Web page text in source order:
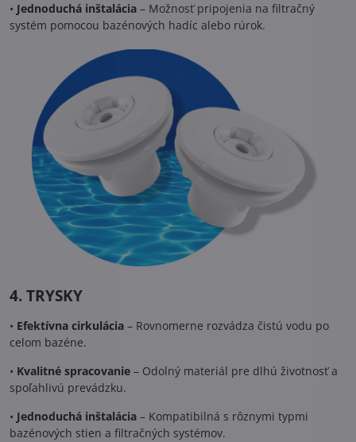
• Jednoduchá inštalácia – Možnosť pripojenia na filtračný
systém pomocou bazénových hadíc alebo rúrok.
4. TRYSKY
• Efektívna cirkulácia – Rovnomerne rozvádza čistú vodu po
celom bazéne.
• Kvalitné spracovanie – Odolný materiál pre dlhú životnosť a
spoľahlivú prevádzku.
• Jednoduchá inštalácia – Kompatibilná s rôznymi typmi
bazénových stien a filtračných systémov.